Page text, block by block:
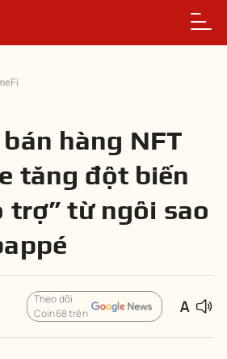
hàng NFT
tăng đột biến
trợ” từ ngôi sao
Theo dõi
Coin68 trên